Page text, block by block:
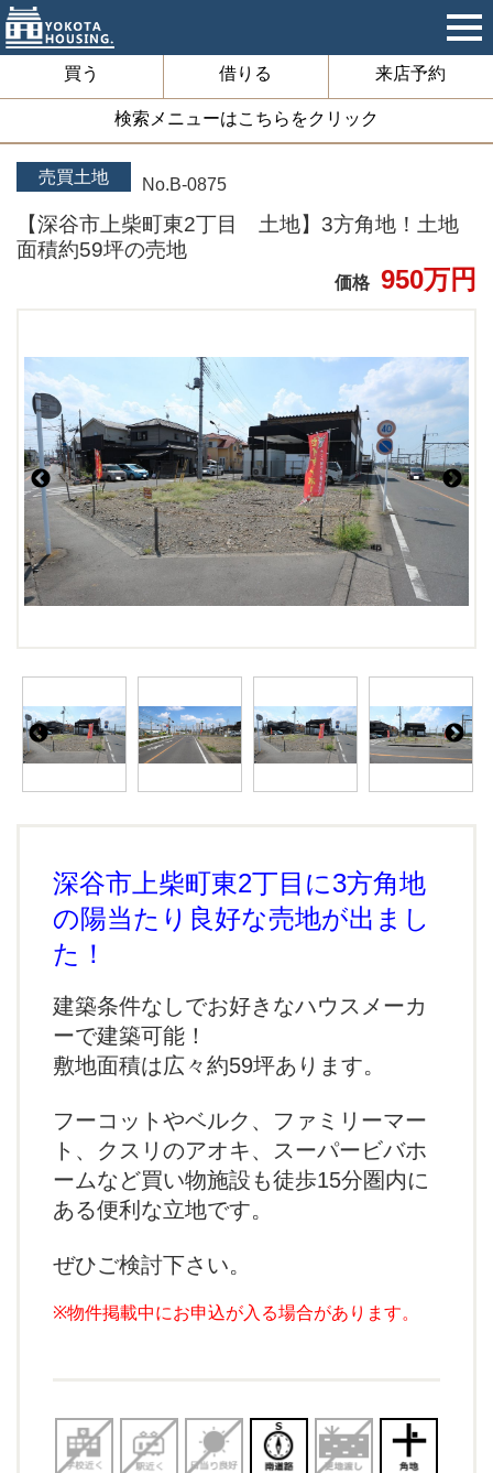
買う 借りる 来店予約
検索メニューはこちらをクリック
売買土地 No.B-0875
【深谷市上柴町東2丁目 土地】3方角地！土地
面積約59坪の売地
価格 950万円
深谷市上柴町東2丁目に3方角地
の陽当たり良好な売地が出まし
た！
建築条件なしでお好きなハウスメーカ
ーで建築可能！
敷地面積は広々約59坪あります。
フーコットやベルク、ファミリーマー
ト、クスリのアオキ、スーパービバホ
ームなど買い物施設も徒歩15分圏内に
ある便利な立地です。
ぜひご検討下さい。
※物件掲載中にお申込が入る場合があります。